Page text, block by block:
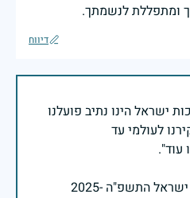
ומתפללת לנשמתך.
דיווח
ישראל הינו נתיב פועלנו
התשפ"ה -2025